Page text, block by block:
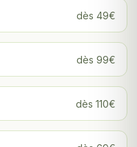
dès 49€
dès 99€
dès 110€